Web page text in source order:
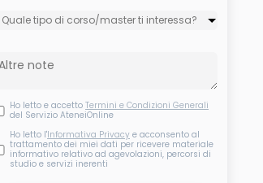
Ho letto e accetto Termini e Condizioni Generali
del Servizio AteneiOnline
Ho letto l'Informativa Privacy e acconsento al
trattamento dei miei dati per ricevere materiale
informativo relativo ad agevolazioni, percorsi di
studio e servizi inerenti